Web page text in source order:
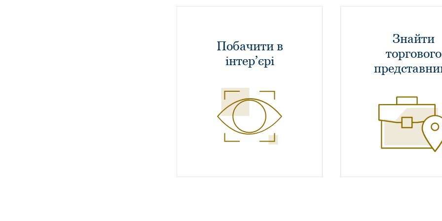
Побачити в
інтер’єрі
Знайти
торгового